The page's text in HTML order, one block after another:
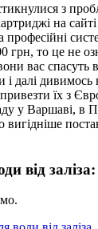
з
на
професійні
грн, то це не
вас спасуть
і далі дивимось
привезти їх з
у Варшаві, в
вигідніше
від